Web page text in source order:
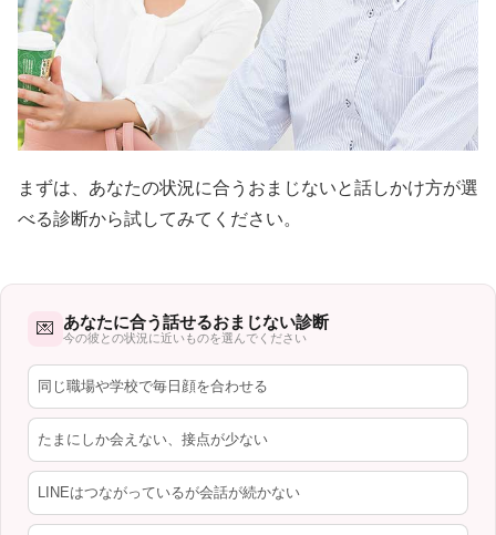
まずは、あなたの状況に合うおまじないと話しかけ方が選
べる診断から試してみてください。
💌 あなたに合う話せるおまじない診断
今の彼との状況に近いものを選んでください
同じ職場や学校で毎日顔を合わせる
たまにしか会えない、接点が少ない
LINEはつながっているが会話が続かない